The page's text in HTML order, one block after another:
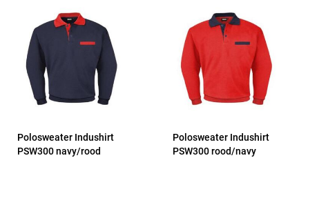
Polosweater Indushirt
PSW300 navy/rood
Polosweater Indushirt
PSW300 rood/navy